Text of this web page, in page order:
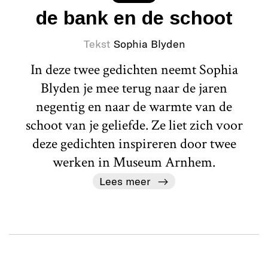
de bank en de schoot
Tekst Sophia Blyden
In deze twee gedichten neemt Sophia
Blyden je mee terug naar de jaren
negentig en naar de warmte van de
schoot van je geliefde. Ze liet zich voor
deze gedichten inspireren door twee
werken in Museum Arnhem.
Lees meer